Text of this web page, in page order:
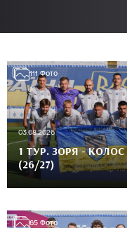
111 Фото
03.08.2026
1 ТУР. ЗОРЯ - КОЛОС
(26/27)
65 Фото